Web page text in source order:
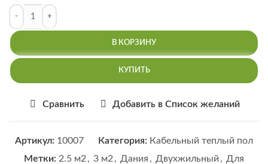
В КОРЗИНУ
КУПИТЬ
Сравнить Добавить в Список желаний
Артикул: 10007 Категория: Кабельный теплый пол
Метки: 2.5 м2 , 3 м2 , Дания , Двухжильный , Для